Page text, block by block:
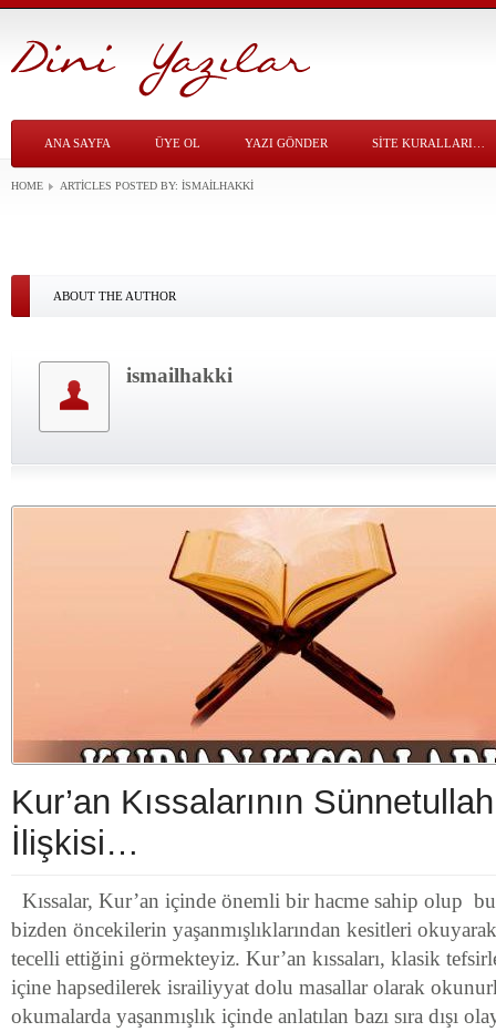
ANA SAYFA ÜYE OL YAZI GÖNDER SITE KURALLARI…
HOME ARTICLES POSTED BY: ISMAILHAKKI
ABOUT THE AUTHOR
ismailhakki
Kur’an Kıssalarının
İlişkisi…
Kıssalar, Kur’an içinde önemli bir hacme sahip olup
bizden öncekilerin yaşanmışlıklarından kesitleri
tecelli ettiğini görmekteyiz. Kur’an kıssaları, klasik
içine hapsedilerek israiliyyat dolu masallar olarak
okumalarda yaşanmışlık içinde anlatılan bazı sıra dışı